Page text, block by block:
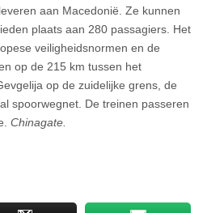
leveren aan Macedonië. Ze kunnen
plaats aan 280 passagiers. Het
veiligheidsnormen en de
op de 215 km tussen het
op de zuidelijke grens, de
spoorwegnet. De treinen passeren
Chinagate.